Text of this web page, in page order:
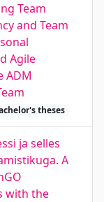
Team
and Team
Agile
ADM
theses
ja selles
A
with the